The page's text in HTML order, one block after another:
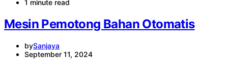
1 minute read
Mesin Pemotong Bahan Otomatis
bySanjaya
September 11, 2024